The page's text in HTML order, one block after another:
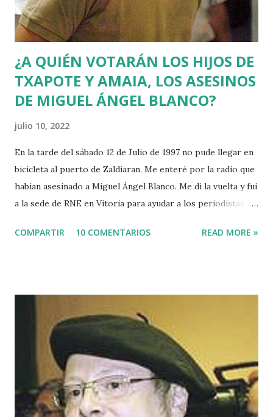
¿A QUIÉN VOTARÁN LOS HIJOS DE
TXAPOTE Y AMAIA, LOS ASESINOS
DE MIGUEL ÁNGEL BLANCO?
julio 10, 2022
En la tarde del sábado 12 de Julio de 1997 no pude llegar en
bicicleta al puerto de Zaldiaran. Me enteré por la radio que
habían asesinado a Miguel Ángel Blanco. Me di la vuelta y fui
a la sede de RNE en Vitoria para ayudar a los periodistas
pudiera ocurrir después de que se cumpliera el plazo de 48
Batasuna, Rufi Etxeberria, que hasta el año pasado fue
dirigente de Sortu. Tras aquel vil secuestro, las calles de
Euskadi dejaron de ser dominadas por ETA y su entorno
político. Nadie recuerda en Bilbao una manifestación mayor
que la que había pedido la liberación de Miguel Angel
Blanco horas antes de su asesinato: concentró a más de
COMPARTIR 10 COMENTARIOS READ MORE »